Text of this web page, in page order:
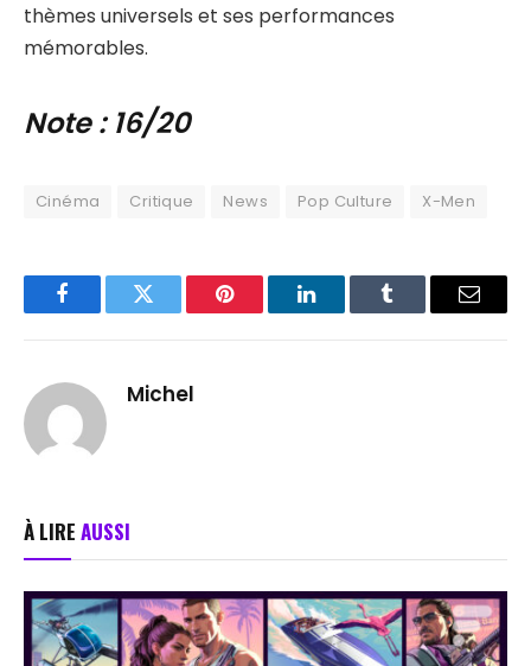
thèmes universels et ses performances
mémorables.
Note : 16/20
Cinéma Critique News Pop Culture X-Men
FacebookTwitter Pinterest LinkedInTumblr Email
Michel
À LIRE AUSSI